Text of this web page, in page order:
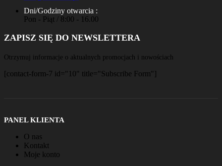
Dni/Godziny otwarcia :
Pon - Piąt / 8:00 - 16.00
ZAPISZ SIĘ DO NEWSLETTERA
Otrzymuj informacje o aktualnych promocjach i nowościach
[contact-form-7 id="10" title="Subscribe Form"]
PANEL KLIENTA
O nas
Kontakt
Moje konto